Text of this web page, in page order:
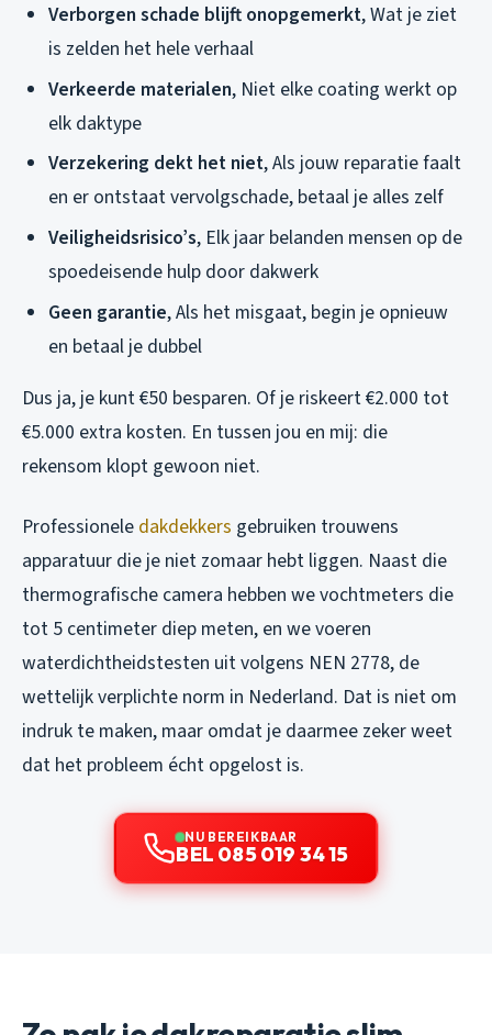
Verborgen schade blijft onopgemerkt, Wat je ziet
is zelden het hele verhaal
Verkeerde materialen, Niet elke coating werkt op
elk daktype
Verzekering dekt het niet, Als jouw reparatie faalt
en er ontstaat vervolgschade, betaal je alles zelf
Veiligheidsrisico’s, Elk jaar belanden mensen op de
spoedeisende hulp door dakwerk
Geen garantie, Als het misgaat, begin je opnieuw
en betaal je dubbel
Dus ja, je kunt €50 besparen. Of je riskeert €2.000 tot
€5.000 extra kosten. En tussen jou en mij: die
rekensom klopt gewoon niet.
Professionele dakdekkers gebruiken trouwens
apparatuur die je niet zomaar hebt liggen. Naast die
thermografische camera hebben we vochtmeters die
tot 5 centimeter diep meten, en we voeren
waterdichtheidstesten uit volgens NEN 2778, de
wettelijk verplichte norm in Nederland. Dat is niet om
indruk te maken, maar omdat je daarmee zeker weet
dat het probleem écht opgelost is.
NU BEREIKBAAR
BEL 085 019 34 15